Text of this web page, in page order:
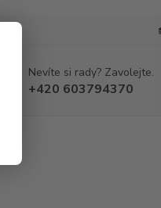
Nevíte si rady? Zavolejte.
+420 603794370